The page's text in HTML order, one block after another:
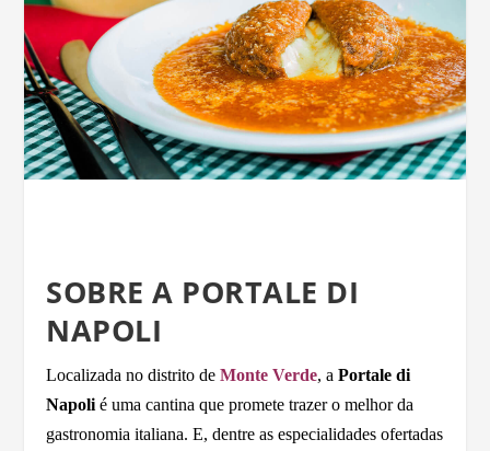
SOBRE A PORTALE DI
NAPOLI
Localizada no distrito deMonte Verde, aPortale di
Napoli é uma cantina que promete trazer o melhor da
gastronomia italiana. E, dentre as especialidades ofertadas